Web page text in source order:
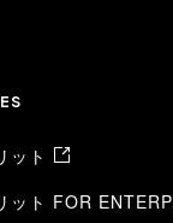
ット
ット FOR